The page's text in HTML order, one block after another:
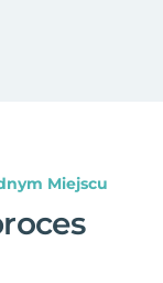
Miejscu